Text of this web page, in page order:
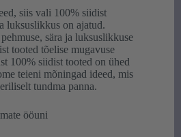
siis vali 100% siidist
luksuslikkus on ajatud.
sära ja luksuslikkuse
tooted tõelise mugavuse
100% siidist tooted on ühed
teieni mõningad ideed, mis
tundma panna.
ööuni